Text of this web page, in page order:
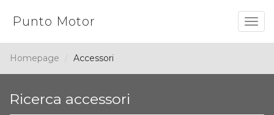
Punto Motor
Homepage Accessori
Ricerca accessori